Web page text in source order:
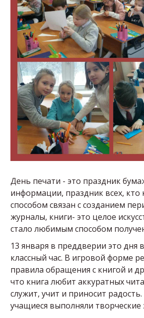
День печати - это праздник
информации, праздник всех, кто
способом связан с созданием
журналы, книги- это целое
стало любимым способом
13 января в преддверии это дня
классный час. В игровой форме
правила обращения с книгой и
что книга любит аккуратных
служит, учит и приносит
учащиеся выполняли творческие